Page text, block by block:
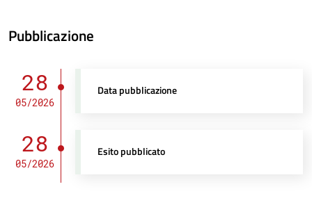
Pubblicazione
28
05/2026
Data pubblicazione
28
05/2026
Esito pubblicato